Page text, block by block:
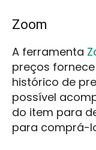
Zoom
A ferramenta
preços
histórico de
possível
do item para
para comprá-